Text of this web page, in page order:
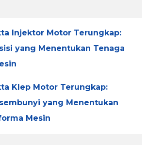
Injektor Motor Terungkap:
yang Menentukan Tenaga
Klep Motor Terungkap:
yang Menentukan
Mesin